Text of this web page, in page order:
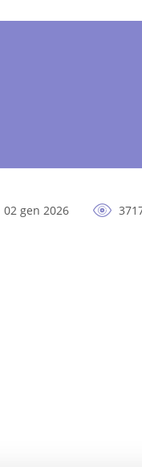
02 gen 2026